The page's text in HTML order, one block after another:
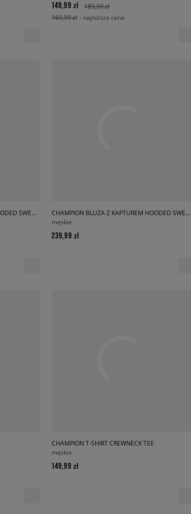
149,99 zł
189,99 zł
169,99 zł - najniższa cena
CHAMPION BLUZA Z KAPTUREM HOODED SWEATSHIRT
CHAMPION BLUZA Z KAPTUREM HOODED SWEATSHIRT
męskie
239,99 zł
CHAMPION T-SHIRT CREWNECK TEE
męskie
149,99 zł